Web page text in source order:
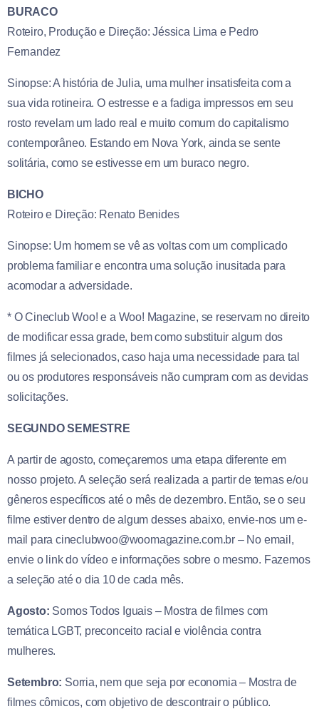
BURACO
Roteiro, Produção e Direção: Jéssica Lima e Pedro
Fernandez
Sinopse: A história de Julia, uma mulher insatisfeita com a
sua vida rotineira. O estresse e a fadiga impressos em seu
rosto revelam um lado real e muito comum do capitalismo
contemporâneo. Estando em Nova York, ainda se sente
solitária, como se estivesse em um buraco negro.
BICHO
Roteiro e Direção: Renato Benides
Sinopse: Um homem se vê as voltas com um complicado
problema familiar e encontra uma solução inusitada para
acomodar a adversidade.
* O Cineclub Woo! e a Woo! Magazine, se reservam no direito
de modificar essa grade, bem como substituir algum dos
filmes já selecionados, caso haja uma necessidade para tal
ou os produtores responsáveis não cumpram com as devidas
solicitações.
SEGUNDO SEMESTRE
A partir de agosto, começaremos uma etapa diferente em
nosso projeto. A seleção será realizada a partir de temas e/ou
gêneros específicos até o mês de dezembro. Então, se o seu
filme estiver dentro de algum desses abaixo, envie-nos um e-
mail para cineclubwoo@woomagazine.com.br – No email,
envie o link do vídeo e informações sobre o mesmo. Fazemos
a seleção até o dia 10 de cada mês.
Agosto: Somos Todos Iguais – Mostra de filmes com
temática LGBT, preconceito racial e violência contra
mulheres.
Setembro: Sorria, nem que seja por economia – Mostra de
filmes cômicos, com objetivo de descontrair o público.